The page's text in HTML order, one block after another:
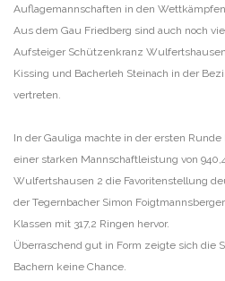
Auflagemannschaften in den
Aus dem Gau Friedberg sind auch noch
Aufsteiger Schützenkranz
Kissing und Bacherleh Steinach in der
vertreten.
In der Gauliga machte in der ersten
einer starken Mannschaftleistung von
Wulfertshausen 2 die Favoritenstellung
der Tegernbacher Simon
Klassen mit 317,2 Ringen hervor.
Überraschend gut in Form zeigte sich die
Bachern keine Chance.